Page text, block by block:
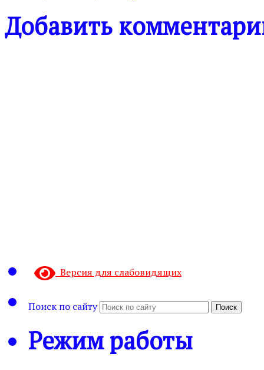
Добавить
Версия для слабовидящих
Поиск по сайту Поиск
Режим работы